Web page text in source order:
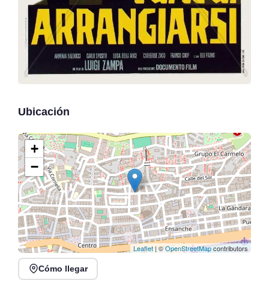
Ubicación
+
−
Leaflet| ©OpenStreetMapcontributors
Cómo llegar
Vuelve el Cabaret